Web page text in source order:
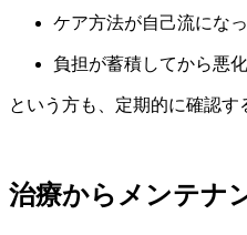
ケア方法が自己流にな
負担が蓄積してから悪
という方も、定期的に確認す
治療からメンテナ